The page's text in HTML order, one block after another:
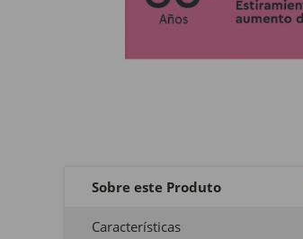
Sobre este Produto
Características